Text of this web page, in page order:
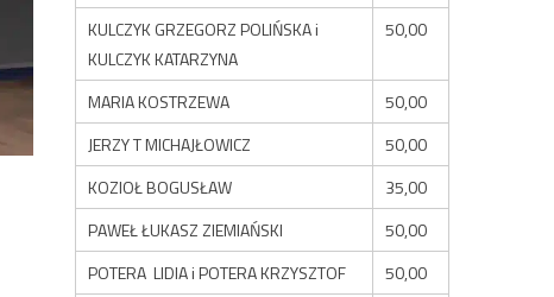
KULCZYK GRZEGORZ POLIŃSKA i
KULCZYK KATARZYNA
50,00
MARIA KOSTRZEWA
50,00
JERZY T MICHAJŁOWICZ
50,00
KOZIOŁ BOGUSŁAW
35,00
PAWEŁ ŁUKASZ ZIEMIAŃSKI
50,00
POTERA LIDIA i POTERA KRZYSZTOF
50,00